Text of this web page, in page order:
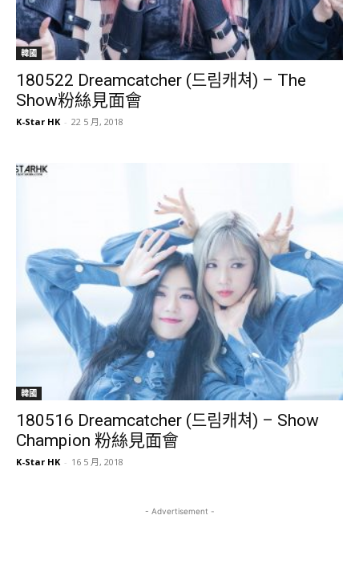
韓國
180522 Dreamcatcher (드림캐쳐) – The
Show粉絲見面會
K-Star HK - 22 5 月, 2018
韓國
180516 Dreamcatcher (드림캐쳐) – Show
Champion 粉絲見面會
K-Star HK - 16 5 月, 2018
- Advertisement -